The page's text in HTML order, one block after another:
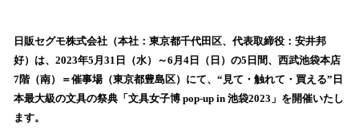
！
数
を
読
込
日販セグモ株式会社（本社：東京都千代田区、代表取締役：安井邦
好）は、2023年5月31日（水）～6月4日（日）の5日間、西武池袋本店
7階（南）＝催事場（東京都豊島区）にて、“見て・触れて・買える”日
本最大級の文具の祭典「文具女子博 pop-up in 池袋2023」を開催いたし
ます。